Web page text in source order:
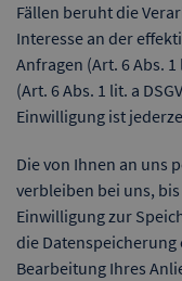
Fällen beruht die
Interesse an der
Anfragen (Art. 6 Abs.
(Art. 6 Abs. 1 lit. a
Einwilligung ist
Die von Ihnen an uns
verbleiben bei uns,
Einwilligung zur
die Datenspeicherung
Bearbeitung Ihres